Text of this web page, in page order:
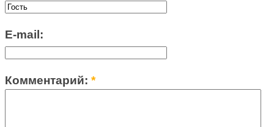
E-mail:
Комментарий:*